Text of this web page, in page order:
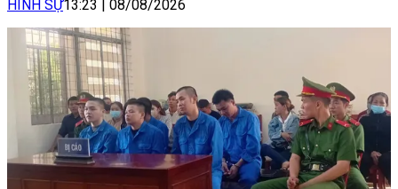
HÌNH SỰ13:23 08/08/2026